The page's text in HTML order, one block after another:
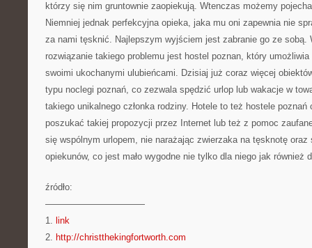
którzy się nim gruntownie zaopiekują. Wtenczas możemy
Niemniej jednak perfekcyjna opieka, jaka mu oni zapewnia nie
za nami tęsknić. Najlepszym wyjściem jest zabranie go ze sobą.
rozwiązanie takiego problemu jest hostel poznan, który
swoimi ukochanymi ulubieńcami. Dzisiaj już coraz więcej
typu noclegi poznań, co zezwala spędzić urlop lub wakacje w
takiego unikalnego członka rodziny. Hotele to też hostele poznań
poszukać takiej propozycji przez Internet lub też z pomoc
się wspólnym urlopem, nie narażając zwierzaka na tęsknotę
opiekunów, co jest mało wygodne nie tylko dla niego jak również
źródło:
———————————
1. link
2. http://christthekingfortworth.com